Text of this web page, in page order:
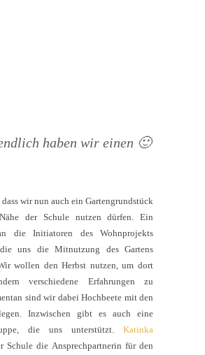
haben wir einen 🙂
wir nun auch ein Gartengrundstück
der Schule nutzen dürfen. Ein
die Initiatoren des Wohnprojekts
uns die Mitnutzung des Gartens
wollen den Herbst nutzen, um dort
verschiedene Erfahrungen zu
sind wir dabei Hochbeete mit den
Inzwischen gibt es auch eine
die uns unterstützt. Katinka
Schule die Ansprechpartnerin für den